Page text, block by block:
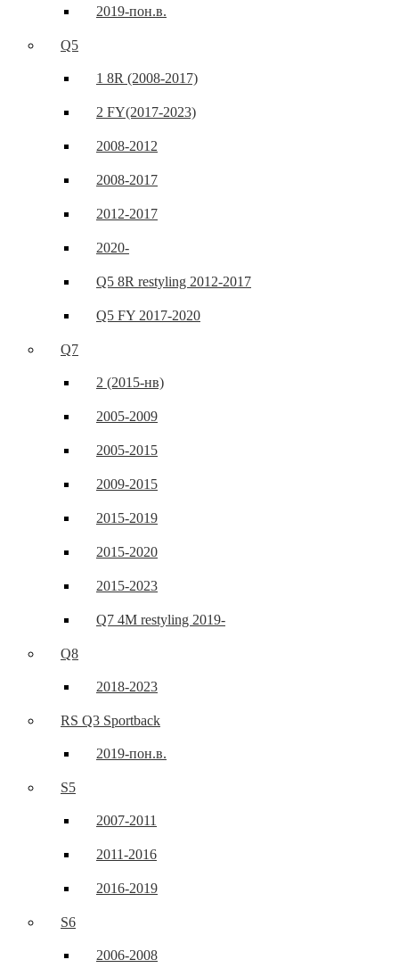
2019-пон.в.
Q5
1 8R (2008-2017)
2 FY(2017-2023)
2008-2012
2008-2017
2012-2017
2020-
Q5 8R restyling 2012-2017
Q5 FY 2017-2020
Q7
2 (2015-нв)
2005-2009
2005-2015
2009-2015
2015-2019
2015-2020
2015-2023
Q7 4M restyling 2019-
Q8
2018-2023
RS Q3 Sportback
2019-пон.в.
S5
2007-2011
2011-2016
2016-2019
S6
2006-2008